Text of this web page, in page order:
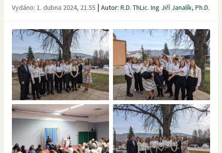
Vydáno: 1. dubna 2024, 21.55 | Autor: R.D. ThLic. Ing Jiří Janalík, Ph.D.